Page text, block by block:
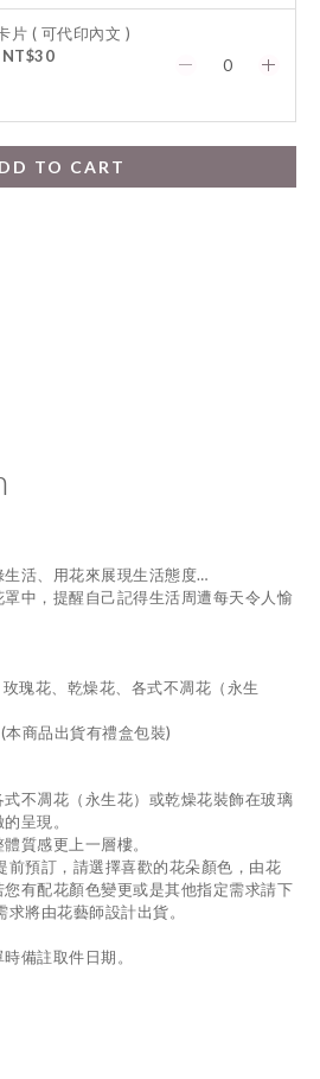
片 ( 可代印內文 )
TO CART
活、用花來展現生活態度…
中，提醒自己記得生活周遭每天令人愉
瑰花、乾燥花、各式不凋花（永生
本商品出貨有禮盒包裝)
不凋花（永生花）或乾燥花裝飾在玻璃
呈現。
質感更上一層樓。
前預訂，請選擇喜歡的花朵顏色，由花
有配花顏色變更或是其他指定需求請下
求將由花藝師設計出貨。
備註取件日期。